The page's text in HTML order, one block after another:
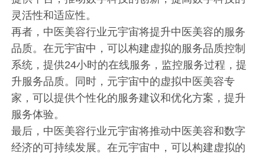
灵活性和适应性。
再者，中医美容行业元宇宙将提升中医美容的服务
品质。在元宇宙中，可以构建虚拟的服务品质控制
系统，提供24小时的在线服务，监控服务过程，提
升服务品质。同时，元宇宙中的虚拟中医美容专
家，可以提供个性化的服务建议和优化方案，提升
服务体验。
最后，中医美容行业元宇宙将推动中医美容和数字
经济的可持续发展。在元宇宙中，可以构建虚拟的